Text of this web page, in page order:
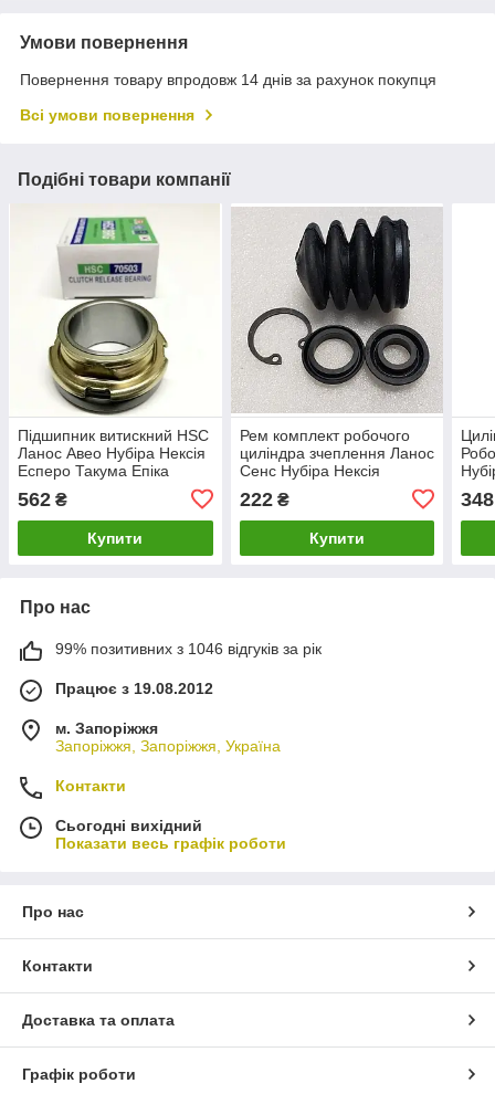
Умови повернення
Повернення товару впродовж 14 днів за рахунок покупця
Всі умови повернення
Подібні товари компанії
Підшипник витискний HSC
Ланос Авео Нубіра Нексія
Есперо Такума Епіка
562 ₴
Купити
Рем комплект робочого
циліндра зчеплення Ланос
Сенс Нубіра Нексія
Есперо 96243492 Корея
222₴
Купити
348
Про нас
99% позитивних з 1046 відгуків за рік
Працює з 19.08.2012
м. Запоріжжя
Запоріжжя, Запоріжжя, Україна
Контакти
Сьогодні вихідний
Показати весь графік роботи
Про нас
Контакти
Доставка та оплата
Графік роботи